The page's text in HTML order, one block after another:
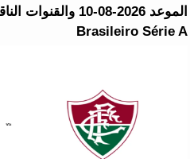
Brasileiro Série A